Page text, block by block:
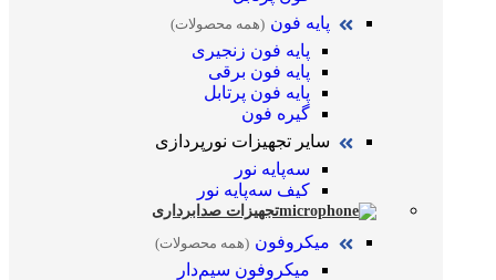
پایه فون (همه محصولات)
پایه فون زنجیری
پایه فون برقی
پایه فون پرتابل
گیره فون
سایر تجهیزات نورپردازی
سه‌پایه نور
کیف سه‌پایه نور
تجهیزات صدابرداری
میکروفون (همه محصولات)
میکروفون سیم‌دار